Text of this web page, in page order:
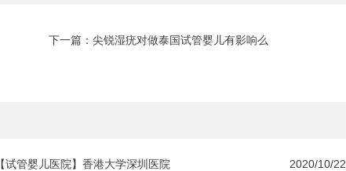
下一篇： 尖锐湿疣对做泰国试管婴儿有影响么
【试管婴儿医院】香港大学深圳医院 2020/10/22